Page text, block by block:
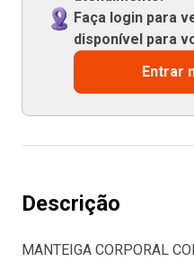
Faça login para
disponível para
Entrar
Descrição
MANTEIGA CORPORAL